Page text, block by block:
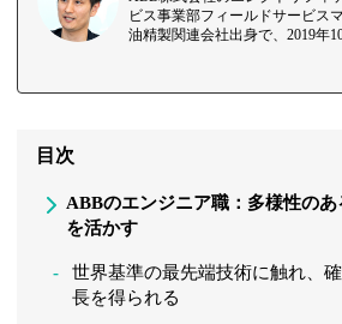
ビス事業部フィールドサービス
油精製関連会社出身で、2019年
目次
ABBのエンジニア職：多様性の
を活かす
世界基準の最先端技術に触れ、
長を得られる